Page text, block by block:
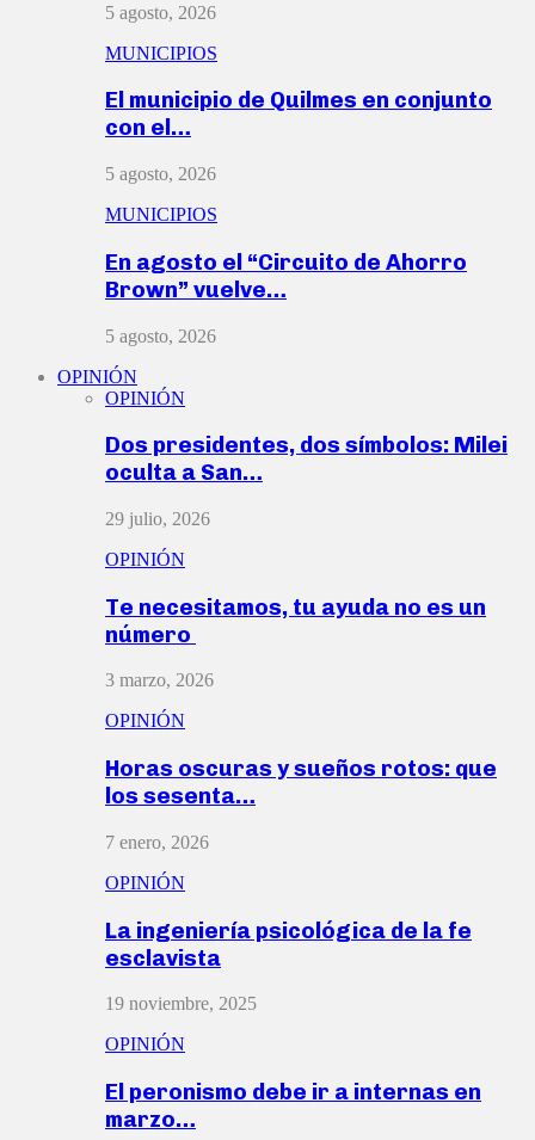
5 agosto, 2026
MUNICIPIOS
El municipio de Quilmes en conjunto
con el…
5 agosto, 2026
MUNICIPIOS
En agosto el “Circuito de Ahorro
Brown” vuelve…
5 agosto, 2026
OPINIÓN
OPINIÓN
Dos presidentes, dos símbolos: Milei
oculta a San…
29 julio, 2026
OPINIÓN
Te necesitamos, tu ayuda no es un
número
3 marzo, 2026
OPINIÓN
Horas oscuras y sueños rotos: que
los sesenta…
7 enero, 2026
OPINIÓN
La ingeniería psicológica de la fe
esclavista
19 noviembre, 2025
OPINIÓN
El peronismo debe ir a internas en
marzo…